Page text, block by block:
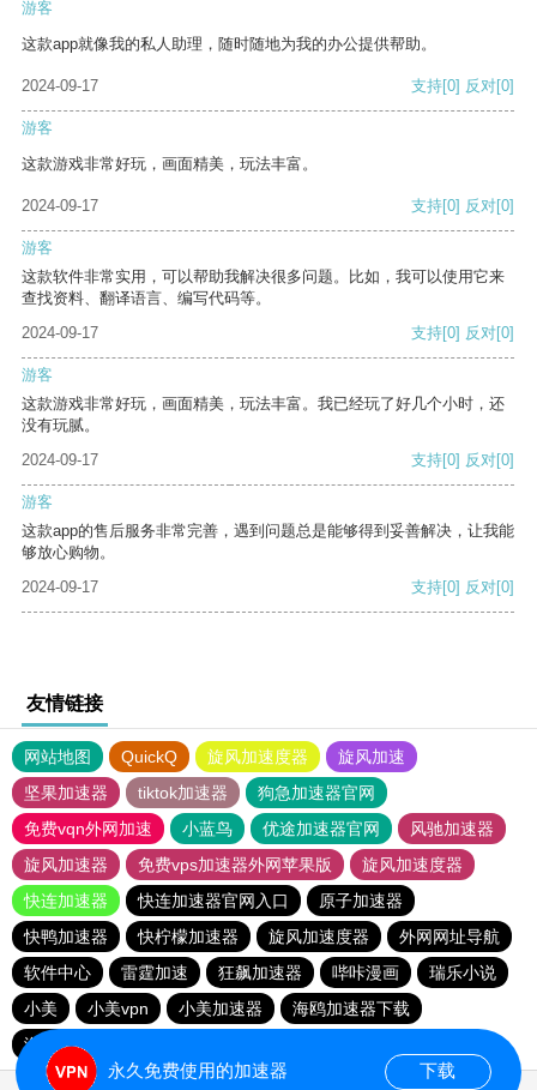
游客
这款app就像我的私人助理，随时随地为我的办公提供帮助。
2024-09-17 支持[0] 反对[0]
游客
这款游戏非常好玩，画面精美，玩法丰富。
2024-09-17 支持[0] 反对[0]
游客
这款软件非常实用，可以帮助我解决很多问题。比如，我可以使用它来
查找资料、翻译语言、编写代码等。
2024-09-17
支持[0] 反对[0]
游客
这款游戏非常好玩，画面精美，玩法丰富。我已经玩了好几个小时，还
没有玩腻。
2024-09-17
支持[0] 反对[0]
游客
这款app的售后服务非常完善，遇到问题总是能够得到妥善解决，让我能
够放心购物。
2024-09-17
支持[0] 反对[0]
友情链接
网站地图 QuickQ 旋风加速度器
旋风加速
坚果加速器
tiktok加速器
狗急加速器官网
免费vqn外网加速
小蓝鸟 优途加速器官网
风驰加速器
旋风加速器
免费vps加速器外网苹果版
旋风加速度器
快连加速器
快连加速器官网入口
原子加速器
快鸭加速器
快柠檬加速器 旋风加速度器
外网网址导航
软件中心
雷霆加速 狂飙加速器 哔咔漫画
瑞乐小说
小美
小美vpn 小美加速器
海鸥加速器下载
海鸥加速度
永久免费使用的加速器 下载